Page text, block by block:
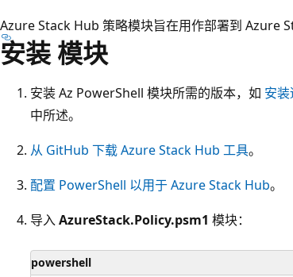
Azure Stack Hub 策略模块旨在用作部署到 Azure
安装 模块
安装 Az PowerShell 模块所需的版本，如 安
中所述。
从 GitHub 下载 Azure Stack Hub 工具。
配置 PowerShell 以用于 Azure Stack Hub。
导入AzureStack.Policy.psm1 模块：
powershell